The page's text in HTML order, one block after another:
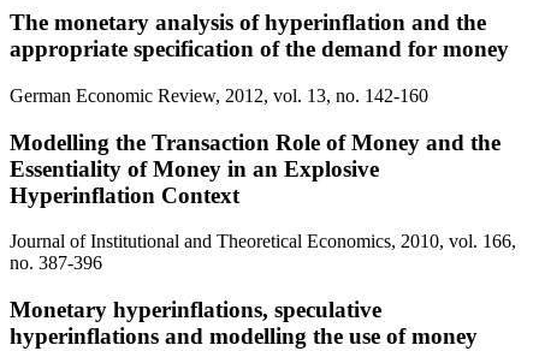
The monetary analysis of hyperinflation and the
appropriate specification of the demand for money
German Economic Review, 2012, vol. 13, no. 142-160
Modelling the Transaction Role of Money and the
Essentiality of Money in an Explosive
Hyperinflation Context
Journal of Institutional and Theoretical Economics, 2010, vol. 166,
no. 387-396
Monetary hyperinflations, speculative
hyperinflations and modelling the use of money